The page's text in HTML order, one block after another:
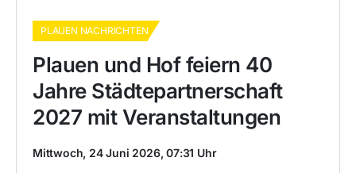
PLAUEN NACHRICHTEN
Plauen und Hof feiern 40
Jahre Städtepartnerschaft
2027 mit Veranstaltungen
Mittwoch, 24 Juni 2026, 07:31 Uhr